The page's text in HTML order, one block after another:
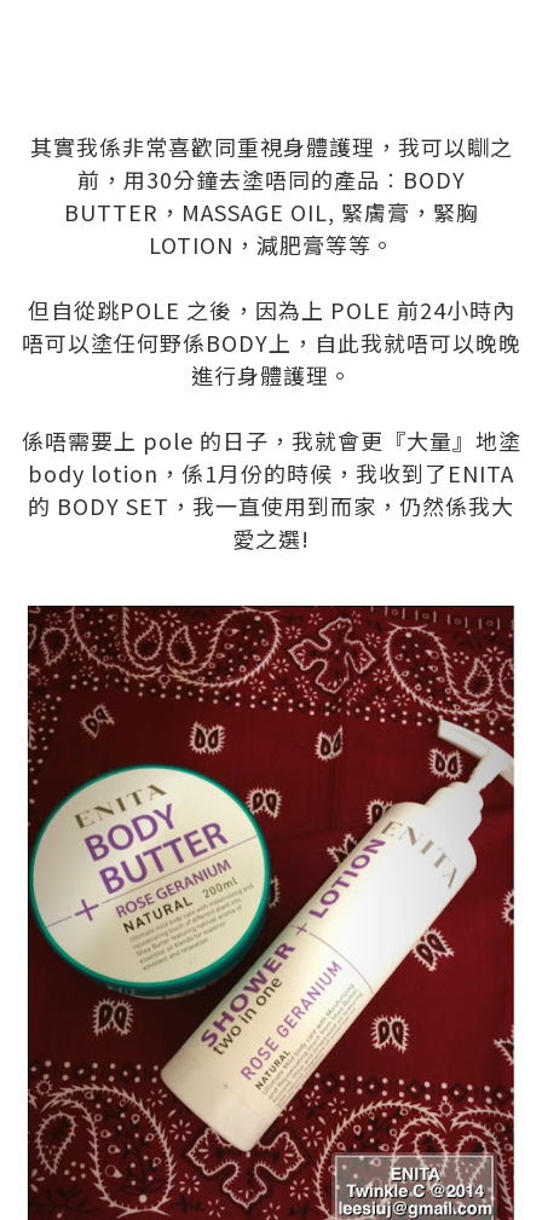
其實我係非常喜歡同重視身體護理，我可以瞓之
前，用30分鐘去塗唔同的產品︰BODY
BUTTER，MASSAGE OIL, 緊膚膏，緊胸
LOTION，減肥膏等等。
但自從跳POLE 之後，因為上 POLE 前24小時內
唔可以塗任何野係BODY上，自此我就唔可以晚晚
進行身體護理。
係唔需要上 pole 的日子，我就會更『大量』地塗
body lotion，係1月份的時候，我收到了ENITA
的 BODY SET，我一直使用到而家，仍然係我大
愛之選!